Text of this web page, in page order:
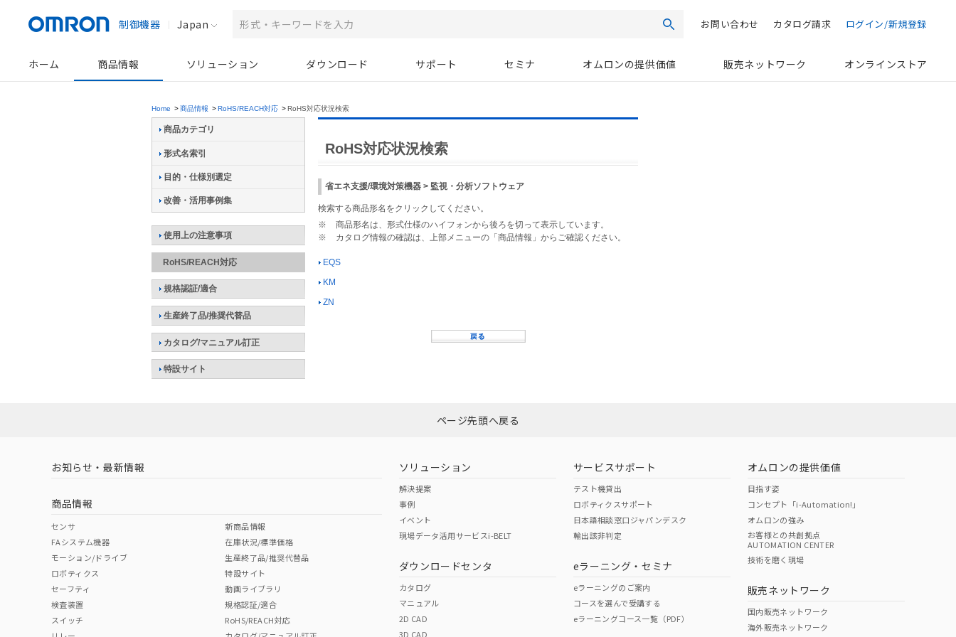
制御機器 Japan 検索お問い合わせ カタログ請求 ログイン/新規登録
ホーム 商品情報 ソリューション ダウンロード サポート セミナ オムロンの提供価値 販売ネットワーク オンラインストア
Home >商品情報 >RoHS/REACH対応 >RoHS対応状況検索
商品カテゴリ
形式名索引
目的・仕様別選定
改善・活用事例集
使用上の注意事項
RoHS/REACH対応
規格認証/適合
生産終了品/推奨代替品
カタログ/マニュアル訂正
特設サイト
RoHS対応状況検索
省エネ支援/環境対策機器 > 監視・分析ソフトウェア
検索する商品形名をクリックしてください。
※
商品形名は、形式仕様のハイフォンから後ろを切って表示しています。
※
カタログ情報の確認は、上部メニューの「商品情報」からご確認ください。
EQS
KM
ZN
ページ先頭へ戻る
お知らせ・最新情報
商品情報
センサ
FAシステム機器
モーション/ドライブ
ロボティクス
セーフティ
検査装置
スイッチ
新商品情報
在庫状況/標準価格
生産終了品/推奨代替品
特設サイト
動画ライブラリ
規格認証/適合
RoHS/REACH対応
ソリューション
解決提案
事例
イベント
現場データ活用サービスi-BELT
ダウンロードセンタ
カタログ
マニュアル
2D CAD
3D CAD
サービスサポート
テスト機貸出
ロボティクスサポート
日本語相談窓口ジャパンデスク
輸出該非判定
eラーニング・セミナ
eラーニングのご案内
コースを選んで受講する
eラーニングコース一覧（PDF）
オムロンの提供価値
目指す姿
コンセプト「i-Automation!」
オムロンの強み
お客様との共創拠点
AUTOMATION CENTER
技術を磨く現場
販売ネットワーク
国内販売ネットワーク
海外販売ネットワーク